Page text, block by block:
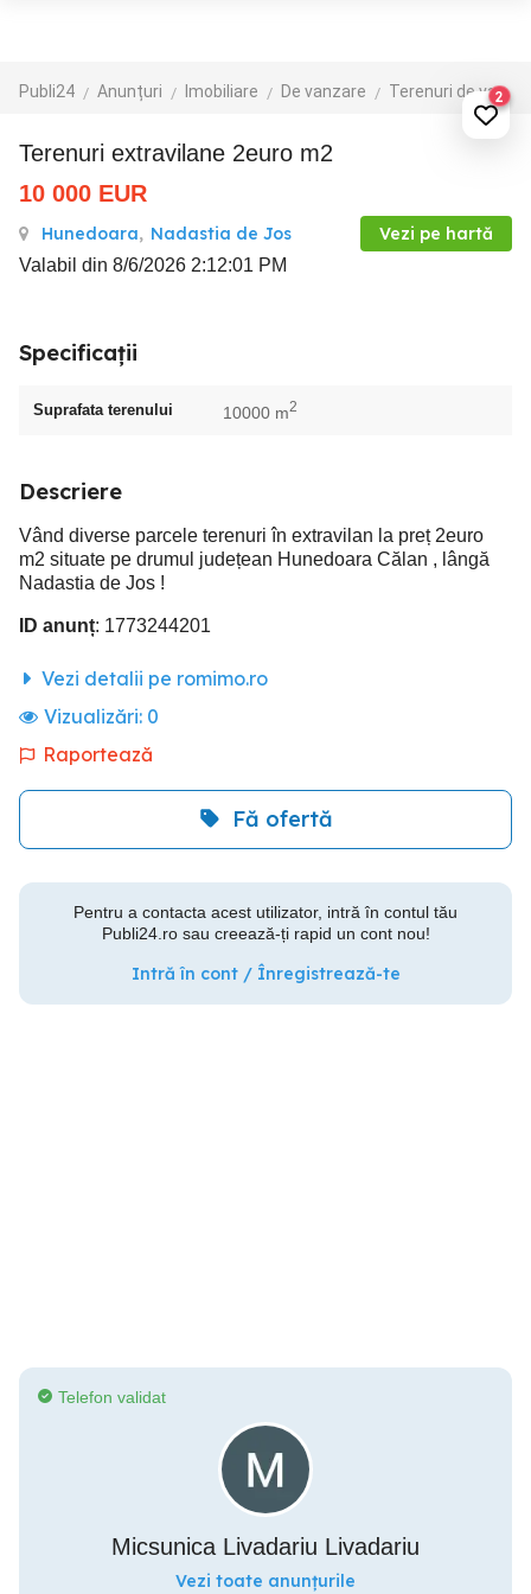
Publi24 Anunțuri Imobiliare De vanzare Terenuri de vanzare2
Terenuri extravilane 2euro m2
10 000 EUR
Hunedoara, Nadastia de Jos Vezi pe hartă
Valabil din 8/6/2026 2:12:01 PM
Specificații
Suprafata terenului 10000 m2
Descriere
Vând diverse parcele terenuri în extravilan la preț 2euro
m2 situate pe drumul județean Hunedoara Călan , lângă
Nadastia de Jos !
ID anunț: 1773244201
Vezi detalii pe romimo.ro
Vizualizări: 0
Raportează
Fă ofertă
Pentru a contacta acest utilizator, intră în contul tău
Publi24.ro sau creează-ți rapid un cont nou!
Intră în cont / Înregistrează-te
Telefon validat
Micsunica Livadariu Livadariu
Vezi toate anunțurile